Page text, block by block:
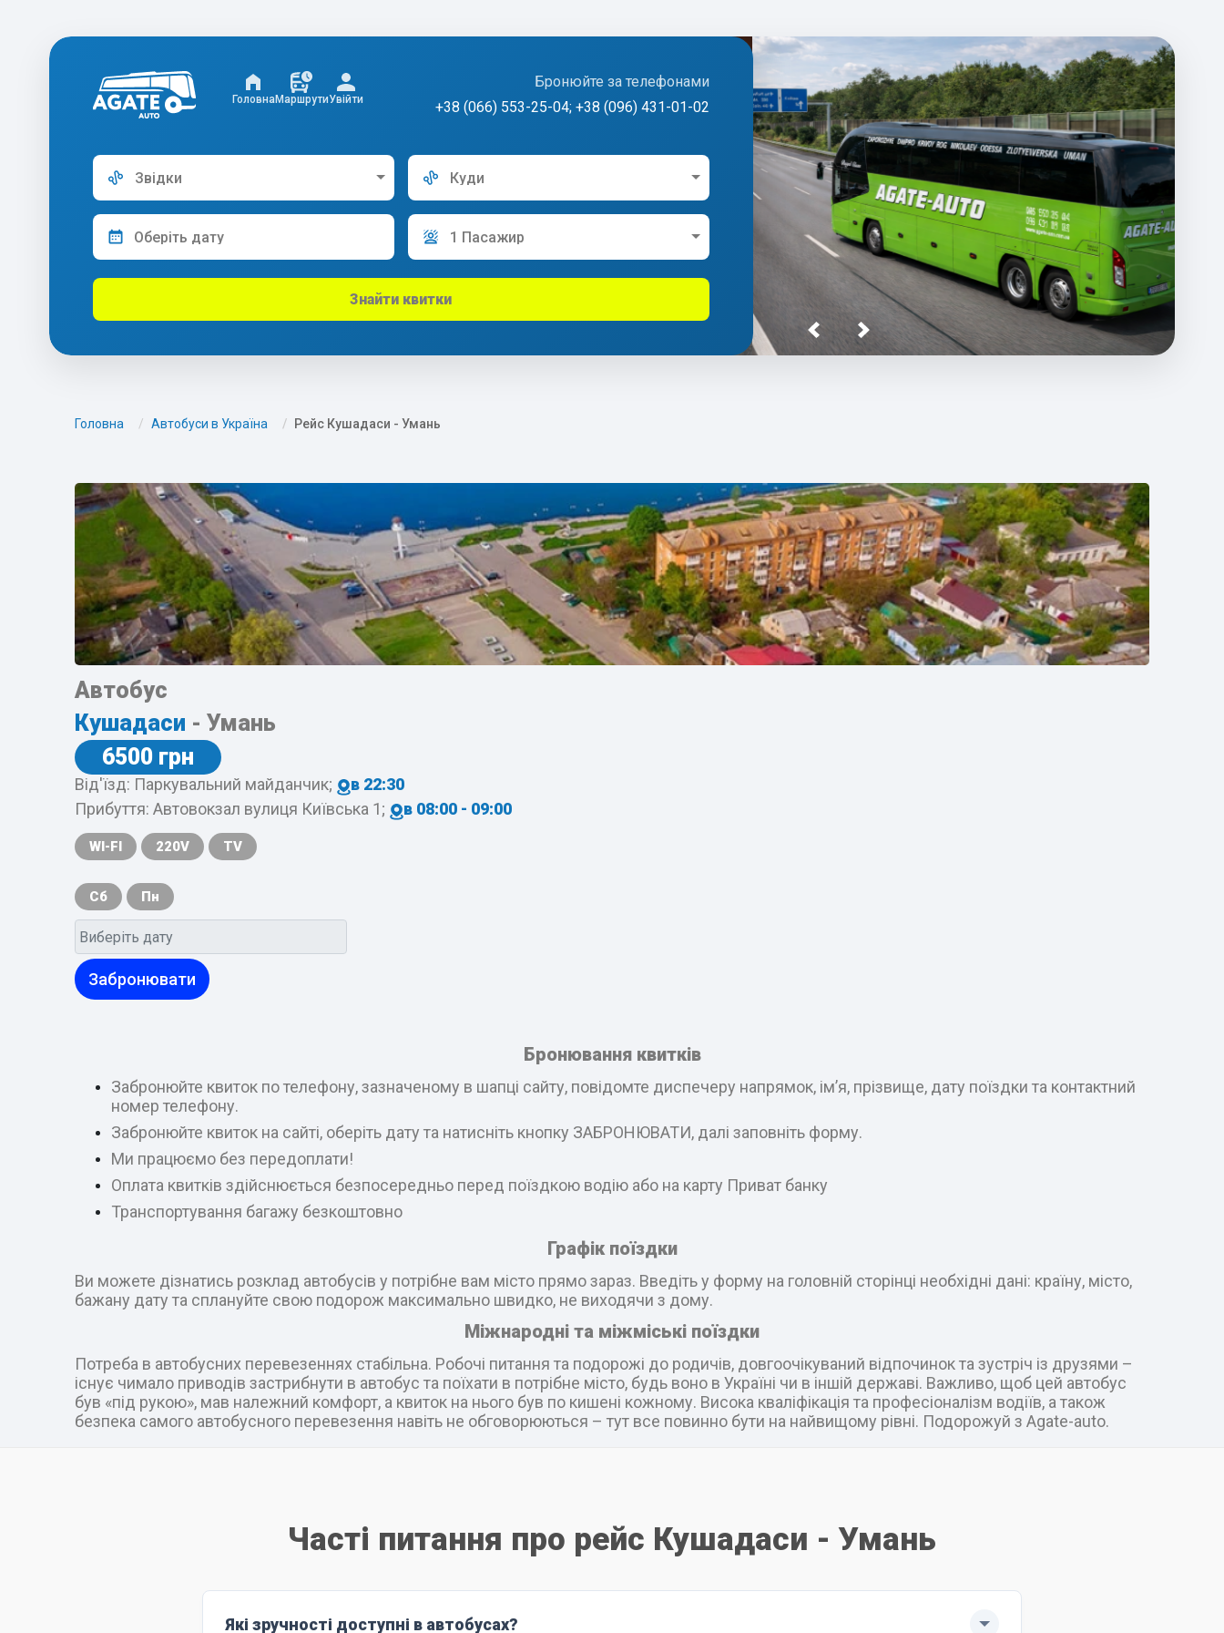
ГоловнаМаршрутиУвійти
Бронюйте за телефонами
+38 (066) 553-25-04; +38 (096) 431-01-02
Звідки Куди
1 Пасажир
Знайти квитки
Головна Автобуси в Україна Рейс Кушадаси - Умань
Автобус
Кушадаси - Умань
6500 грн
Від'їзд: Паркувальний майданчик;
в 22:30
Прибуття: Автовокзал вулиця Київська 1;
в 08:00 - 09:00
WI-FI 220V TV
Сб Пн
Забронювати
Бронювання квитків
Забронюйте квиток по телефону, зазначеному в шапці сайту, повідомте диспечеру напрямок, ім’я, прізвище, дату поїздки та контактний
номер телефону.
Забронюйте квиток на сайті, оберіть дату та натисніть кнопку ЗАБРОНЮВАТИ, далі заповніть форму.
Ми працюємо без передоплати!
Оплата квитків здійснюється безпосередньо перед поїздкою водію або на карту Приват банку
Транспортування багажу безкоштовно
Графік поїздки
Ви можете дізнатись розклад автобусів у потрібне вам місто прямо зараз. Введіть у форму на головній сторінці необхідні дані: країну, місто,
бажану дату та сплануйте свою подорож максимально швидко, не виходячи з дому.
Міжнародні та міжміські поїздки
Потреба в автобусних перевезеннях стабільна. Робочі питання та подорожі до родичів, довгоочікуваний відпочинок та зустріч із друзями –
існує чимало приводів застрибнути в автобус та поїхати в потрібне місто, будь воно в Україні чи в іншій державі. Важливо, щоб цей автобус
був «під рукою», мав належний комфорт, а квиток на нього був по кишені кожному. Висока кваліфікація та професіоналізм водіїв, а також
безпека самого автобусного перевезення навіть не обговорюються – тут все повинно бути на найвищому рівні. Подорожуй з Agate-auto.
Часті питання про рейс Кушадаси - Умань
Які зручності доступні в автобусах?